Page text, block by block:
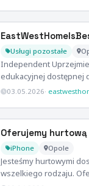
Usługi pozostałe
Independent
edukacyjnej dostępnej
03.05.2026·
Oferujemy
iPhone Opole
Jesteśmy hurtowymi
wszelkiego rodzaju.